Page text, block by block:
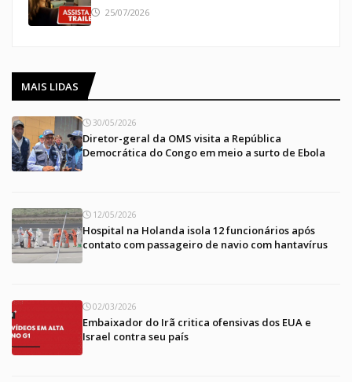
25/07/2026
MAIS LIDAS
30/05/2026
Diretor-geral da OMS visita a República
Democrática do Congo em meio a surto de Ebola
12/05/2026
Hospital na Holanda isola 12 funcionários após
contato com passageiro de navio com hantavírus
02/03/2026
Embaixador do Irã critica ofensivas dos EUA e
Israel contra seu país